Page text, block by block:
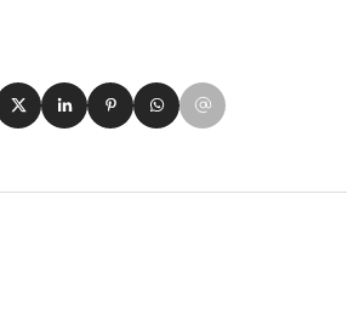
su Facebook
su X
Condividi su LinkedIn
Condividi su Pinterest
Condividi su WhatsApp
Condividi su Email